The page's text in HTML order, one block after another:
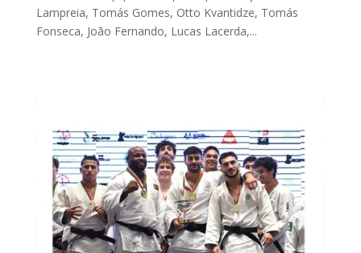
Lampreia, Tomás Gomes, Otto Kvantidze, Tomás
Fonseca, João Fernando, Lucas Lacerda,...